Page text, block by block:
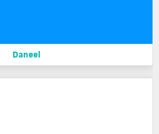
Daneel